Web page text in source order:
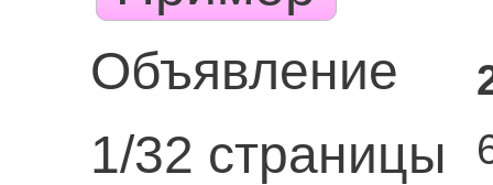
Объявление
1/32 страницы